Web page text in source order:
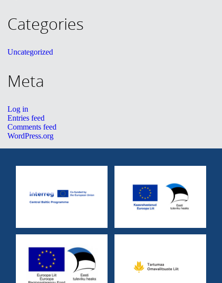
Categories
Uncategorized
Meta
Log in
Entries feed
Comments feed
WordPress.org